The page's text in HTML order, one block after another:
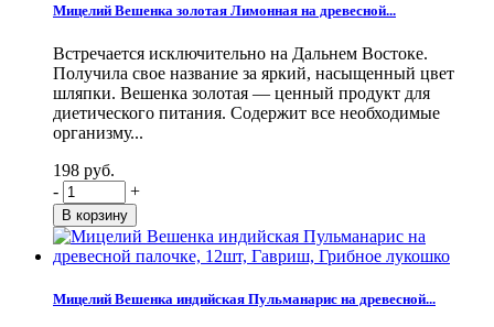
Мицелий Вешенка золотая Лимонная на древесной...
Встречается исключительно на Дальнем Востоке.
Получила свое название за яркий, насыщенный цвет
шляпки. Вешенка золотая — ценный продукт для
диетического питания. Содержит все необходимые
организму...
198 руб.
-
+
Мицелий Вешенка индийская Пульманарис на древесной...